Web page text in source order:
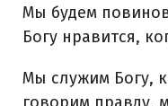
Мы будем
Богу нравится,
Мы служим Богу,